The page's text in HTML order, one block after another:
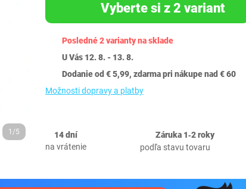
1/5
Vyberte si z 2 variant
Posledné 2 varianty na sklade
U Vás 12. 8. - 13. 8.
Dodanie od € 5,99, zdarma pri nákupe nad € 60
Možnosti dopravy a platby
14 dní
na vrátenie
Záruka 1‐2 roky
podľa stavu tovaru